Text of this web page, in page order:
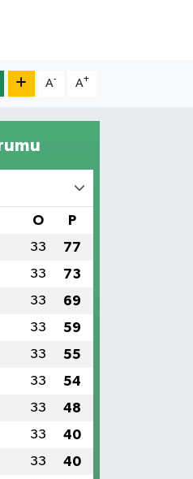
A- A+
O P
33 77
33 73
33 69
33 59
33 55
33 54
33 48
33 40
33 40